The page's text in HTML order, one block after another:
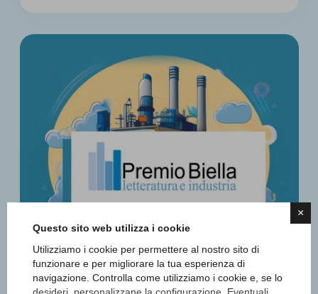
×
Questo sito web utilizza i cookie
Utilizziamo i cookie per permettere al nostro sito di
funzionare e per migliorare la tua esperienza di
navigazione. Controlla come utilizziamo i cookie e, se lo